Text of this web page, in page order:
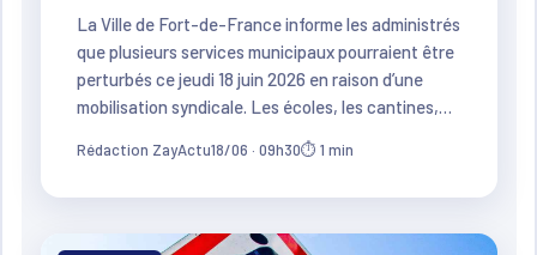
La Ville de Fort-de-France informe les administrés
que plusieurs services municipaux pourraient être
perturbés ce jeudi 18 juin 2026 en raison d’une
mobilisation syndicale. Les écoles, les cantines,…
Rédaction ZayActu18/06 · 09h30⏱ 1 min